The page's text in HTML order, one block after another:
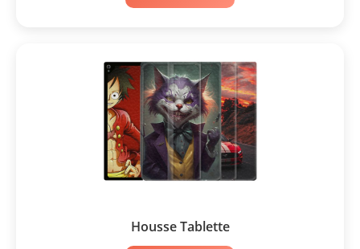
Housse Tablette